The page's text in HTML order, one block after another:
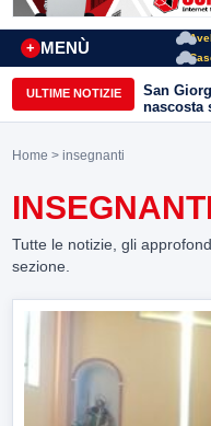
MENÙ
+
ULTIME NOTIZIE
San
nascosta
51enne
Home > insegnanti
Tutte le notizie, gli
sezione.